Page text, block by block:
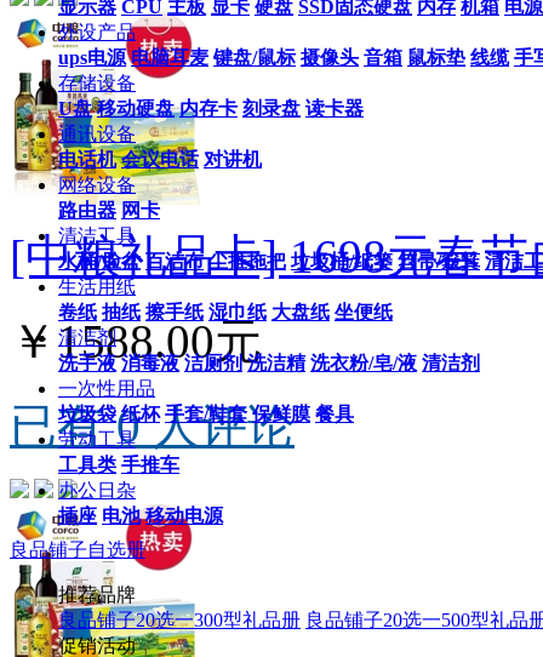
显示器 CPU 主板 显卡 硬盘 SSD固态硬盘 内存 机箱 电源
外设产品
ups电源 电脑耳麦 键盘/鼠标 摄像头 音箱 鼠标垫 线缆 手
存储设备
U盘 移动硬盘 内存卡 刻录盘 读卡器
通讯设备
电话机 会议电话 对讲机
网络设备
路由器 网卡
清洁工具
水桶/脸盆 百洁布 尘推拖把 垃圾桶/纸篓 笤帚/簸箕 清洁
生活用纸
卷纸 抽纸 擦手纸 湿巾纸 大盘纸 坐便纸
清洁剂
洗手液 消毒液 洁厕剂 洗洁精 洗衣粉/皂/液 清洁剂
一次性用品
垃圾袋 纸杯 手套/鞋套 保鲜膜 餐具
劳动工具
工具类 手推车
办公日杂
插座 电池 移动电源
良品铺子自选册
推荐品牌
良品铺子20选一300型礼品册 良品铺子20选一500型礼品
促销活动
[中粮礼品卡] 1698元春
￥1588.00元
已有 0 人评论